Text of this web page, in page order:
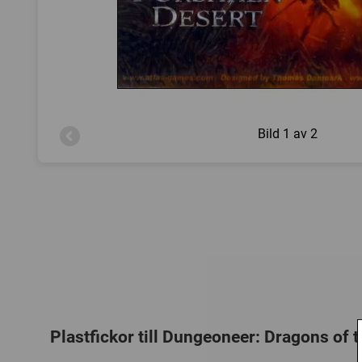
Bild 1 av 2
Plastfickor till Dungeoneer: Dragons of